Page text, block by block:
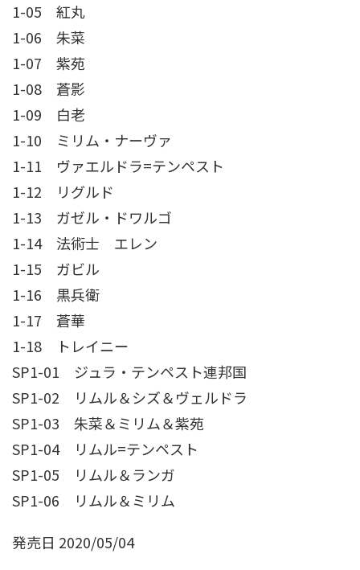
1-05 紅丸
1-06 朱菜
1-07 紫苑
1-08 蒼影
1-09 白老
1-10 ミリム・ナーヴァ
1-11 ヴァエルドラ=テンペスト
1-12 リグルド
1-13 ガゼル・ドワルゴ
1-14 法術士 エレン
1-15 ガビル
1-16 黒兵衛
1-17 蒼華
1-18 トレイニー
SP1-01 ジュラ・テンペスト連邦国
SP1-02 リムル＆シズ＆ヴェルドラ
SP1-03 朱菜＆ミリム＆紫苑
SP1-04 リムル=テンペスト
SP1-05 リムル＆ランガ
SP1-06 リムル＆ミリム
発売日 2020/05/04